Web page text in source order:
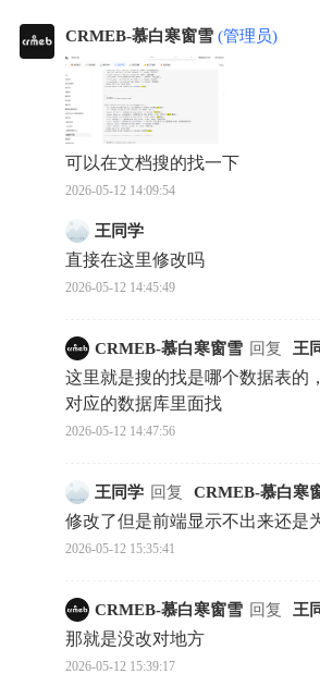
CRMEB-慕白寒窗雪 (管理员)
可以在文档搜的找一下
2026-05-12 14:09:54
王同学
直接在这里修改吗
2026-05-12 14:45:49
CRMEB-慕白寒窗雪 回复 王
这里就是搜的找是哪个数据表的
对应的数据库里面找
2026-05-12 14:47:56
王同学 回复 CRMEB-慕白寒
修改了但是前端显示不出来还是
2026-05-12 15:35:41
CRMEB-慕白寒窗雪 回复 王
那就是没改对地方
2026-05-12 15:39:17